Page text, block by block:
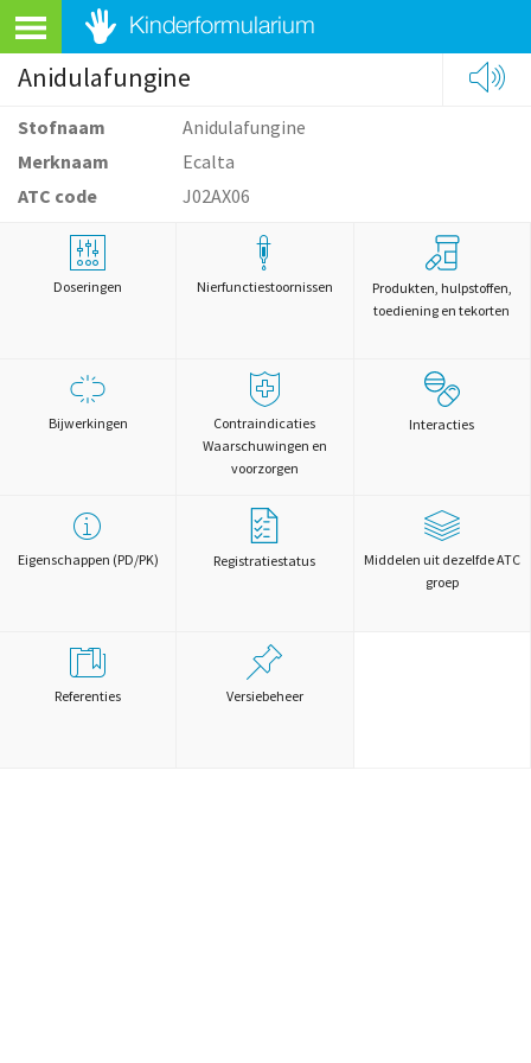
Anidulafungine
Stofnaam
Anidulafungine
Merknaam
Ecalta
ATC code
J02AX06
Doseringen Nierfunctiestoornissen
Produkten, hulpstoffen,
toediening en tekorten
Bijwerkingen
Contraindicaties
Waarschuwingen en
voorzorgen
Interacties
Eigenschappen (PD/PK) Registratiestatus
Middelen uit dezelfde ATC
groep
Referenties Versiebeheer